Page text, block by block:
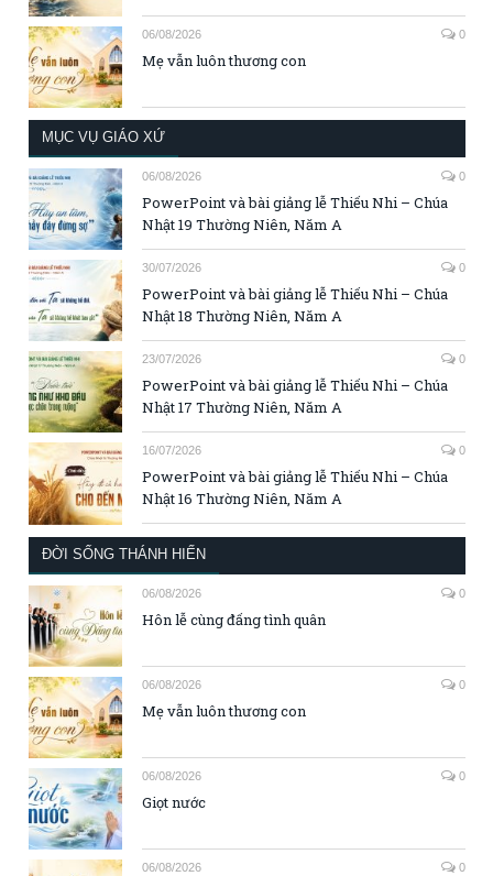
06/08/2026 0
Mẹ vẫn luôn thương con
MỤC VỤ GIÁO XỨ
06/08/2026 0
PowerPoint và bài giảng lễ Thiếu Nhi – Chúa
Nhật 19 Thường Niên, Năm A
30/07/2026 0
PowerPoint và bài giảng lễ Thiếu Nhi – Chúa
Nhật 18 Thường Niên, Năm A
23/07/2026 0
PowerPoint và bài giảng lễ Thiếu Nhi – Chúa
Nhật 17 Thường Niên, Năm A
16/07/2026 0
PowerPoint và bài giảng lễ Thiếu Nhi – Chúa
Nhật 16 Thường Niên, Năm A
ĐỜI SỐNG THÁNH HIẾN
06/08/2026 0
Hôn lễ cùng đấng tình quân
06/08/2026 0
Mẹ vẫn luôn thương con
06/08/2026 0
Giọt nước
06/08/2026 0